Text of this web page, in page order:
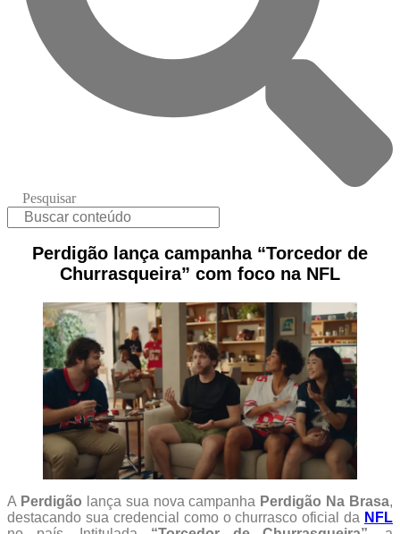
Pesquisar
Perdigão lança campanha “Torcedor de
Churrasqueira” com foco na NFL
A Perdigão lança sua nova campanha Perdigão Na Brasa,
destacando sua credencial como o churrasco oficial da NFL